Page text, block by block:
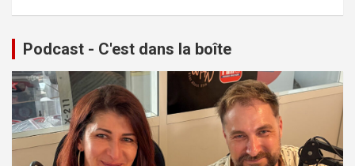
Podcast - C'est dans la boîte